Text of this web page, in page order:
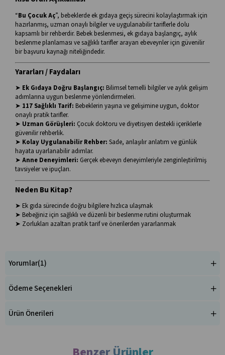
“Bu Çocuk Aç”, bebeklerde ek gıdaya geçiş sürecini kolaylaştırmak için
hazırlanmış, uzman onaylı bilgiler ve uygulanabilir tariflerle dolu
kapsamlı bir rehberdir. Bebek beslenmesi, ek gıdaya başlangıç, aylık
beslenme planlaması ve sağlıklı tarifler arayan ebeveynler için güvenilir
bir başvuru kaynağı niteliğindedir.
Yararları / Faydaları
➤ Ek Gıdaya Doğru Başlangıç: Bilimsel temelli bilgiler ve aylık gelişim
adımlarına uygun beslenme yönlendirmeleri.
➤ 117 Sağlıklı Tarif: Bebeklerin yaşına ve gelişimine uygun, doktor
onaylı pratik tarifler.
➤ Uzman Görüşleri: Çocuk doktoru ve diyetisyen destekli içeriklerle
güvenilir rehberlik.
➤ Kolay Uygulanabilir Rehber: Sade, anlaşılır anlatım ve günlük
hayata uyarlanabilir adımlar.
➤ Anne Deneyimleri: Gerçek ebeveyn deneyimleriyle zenginleştirilmiş
tavsiyeler ve ipuçları.
Neden Bu Kitap?
➤ Ek gıda sürecinde doğru bilgilere hızlıca ulaşmak
➤ Bebeğiniz için sağlıklı ve düzenli bir beslenme rutini oluşturmak
➤ Zorlukları azaltan pratik tarif ve önerilerden yararlanmak
Yorumlar(1)
Ödeme Seçenekleri
Ürün Önerileri